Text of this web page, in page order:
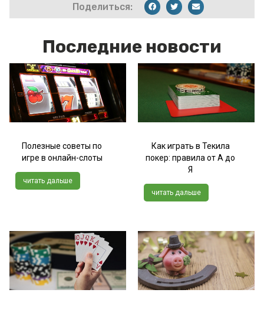
Поделиться:
Последние новости
Полезные советы по
игре в онлайн-слоты
читать дальше
Как играть в Текила
покер: правила от А до
Я
читать дальше